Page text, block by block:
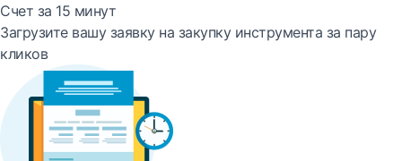
Счет за 15 минут
Загрузите вашу заявку на закупку инструмента за пару
кликов